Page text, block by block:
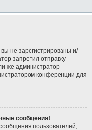
не зарегистрированы и/
запретил отправку
же администратор
конференции для
сообщения!
пользователей,